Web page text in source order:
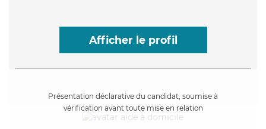
Afficher le profil
Présentation déclarative du candidat, soumise à
vérification avant toute mise en relation